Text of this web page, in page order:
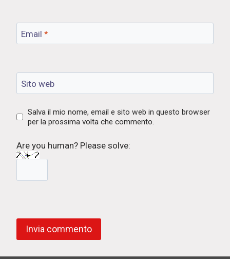
Email *
Sito web
Salva il mio nome, email e sito web in questo browser
per la prossima volta che commento.
Are you human? Please solve: